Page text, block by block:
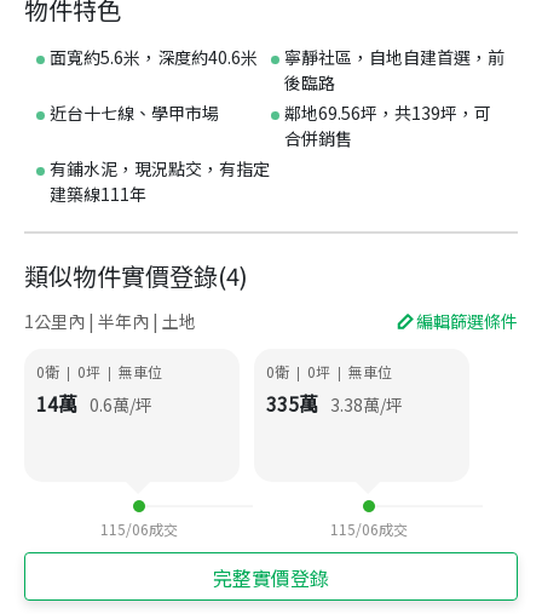
物件特色
面寬約5.6米，深度約40.6米
寧靜社區，自地自建首選，前
後臨路
近台十七線、學甲市場
鄰地69.56坪，共139坪，可
合併銷售
有鋪水泥，現況點交，有指定
建築線111年
類似物件實價登錄(4)
1公里內 | 半年內 | 土地 編輯篩選條件
0衛 | 0坪 | 無車位
14萬 0.6萬/坪
115/06成交
0衛 | 0坪 | 無車位
335萬 3.38萬/坪
115/06成交
完整實價登錄